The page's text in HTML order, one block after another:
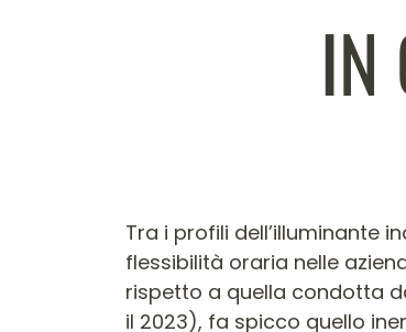
IN
Contenuto
Tra i profili dell’illuminante indagine svolta dalla Fondazione dei Consulenti del lavoro di Milano e Provincia in ordine alla flessibilità oraria nelle aziende su un campione di 231 imprese operanti in Lombardia e nel resto d’Italia (più aggiornata rispetto a quella condotta da Banca Italia su dati amministrativi e indagini rappresentative delle imprese italiane tra il 2019 e il 2023), fa spicco quello inerente allo Smart Working. Se ne desume che lo smart working non è una pratica diffusa all’interno delle aziende considerate. Una indicazione, questa, che a ben vedere non sorprende. Basta, infatti, ripercorrere i Lavori Preparatori della Legge n. 81/2017 contenente appunto la disciplina del lavoro agile. Di particolare interesse appaiono i resoconti della XI Commissione Permanente (Lavoro pubblico e privato) istituita presso la Camera dei Deputati. Il 18 gennaio 2017, un Deputato “rileva l’opportunità di approfondire la portata dell’art. 19, comma 1, ai sensi del quale: «il datore di lavoro garantisce la salute e la sicurezza del lavoratore che svolge la prestazione in modalità di lavoro agile», chiedendosi se si configuri un generale obbligo di protezione anche per prestazioni di lavoro svolte al di fuori dei locali aziendali”. E a supporto il Presidente dichiara che “si debbano approfondire le implicazioni delle disposizioni dell’art. 19, in materia di sicurezza del lavoro nell’ambito del cosiddetto lavoro agile”. A sua volta, altro Onorevole osserva che, “per quanto attiene alla sicurezza sul lavoro, a suo avviso, dovrebbe precisarsi che la responsabilità del datore di lavoro è essenzialmente riferibile ai mezzi e agli strumenti forniti al lavoratore”. E propone di sostituire l’art. 19, comma 1, con il seguente: “Il datore di lavoro garantisce la salute e la sicurezza del lavoratore che svolge la prestazione in modalità di lavoro agile, limitatamente agli strumenti e ai mezzi forniti per svolgere la prestazione lavorativa. A tal fine, all’atto della stipula dell’accordo di cui all’art. 16, il datore di lavoro consegna al lavoratore e al rappresentante dei lavoratori per la sicurezza una informativa scritta nella quale sono individuati i rischi generali e i rischi specifici connessi alla particolare modalità di esecuzione del rapporto di lavoro. Tale informativa dovrà